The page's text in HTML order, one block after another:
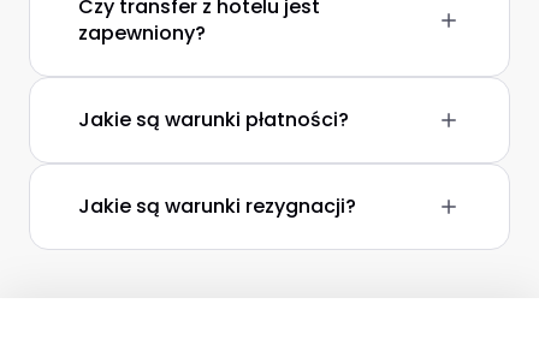
Czy transfer z hotelu jest
zapewniony?
Jakie są warunki płatności?
Jakie są warunki rezygnacji?